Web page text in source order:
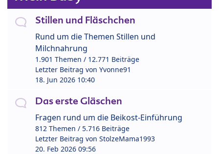
Stillen und Fläschchen
Rund um die Themen Stillen und
Milchnahrung
1.901 Themen / 12.771 Beiträge
Letzter Beitrag von Yvonne91
18. Jun 2026 10:40
Das erste Gläschen
Fragen rund um die Beikost-Einführung
812 Themen / 5.716 Beiträge
Letzter Beitrag von StolzeMama1993
20. Feb 2026 09:56